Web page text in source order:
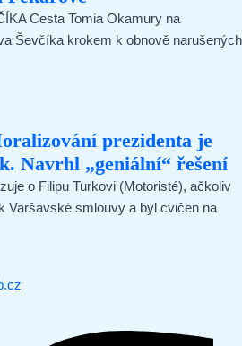
Cesta Tomia Okamury na
Ševčíka krokem k obnově narušených
prezidenta je
Navrhl „geniální“ řešení
o Filipu Turkovi (Motoristé), ačkoliv
Varšavské smlouvy a byl cvičen na